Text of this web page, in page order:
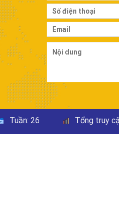
Tuần: 26 Tổng truy